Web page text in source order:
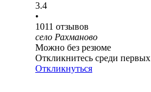
3.4
•
1011 отзывов
село Рахманово
Можно без резюме
Откликнитесь среди первых
Откликнуться